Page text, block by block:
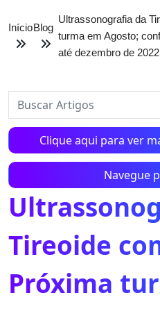
InícioBlog
Ultrassonografia da
turma em Agosto;
até dezembro de 2022
Clique aqui para ver
Navegue
Tireoide
Próxima